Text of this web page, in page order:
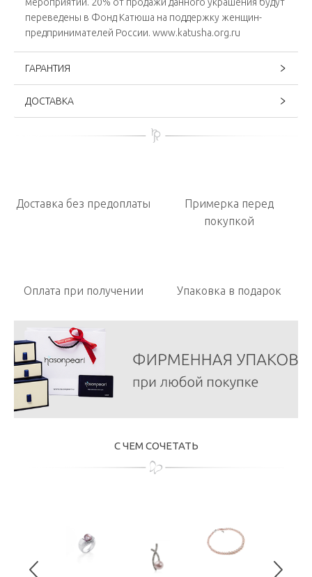
переведены в Фонд Катюша на поддержку женщин-
предпринимателей России. www.katusha.org.ru
ГАРАНТИЯ
ДОСТАВКА
Доставка без предоплаты
Примерка перед
покупкой
Оплата при получении Упаковка в подарок
С ЧЕМ СОЧЕТАТЬ